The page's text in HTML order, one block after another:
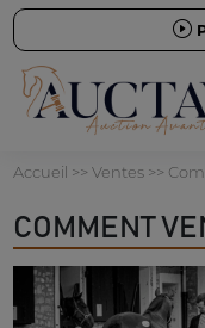
Accueil >> Ventes >>
COMMENT